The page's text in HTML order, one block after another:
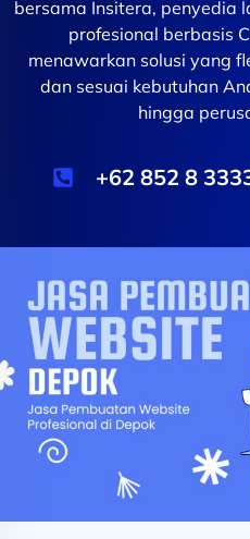
bersama Insitera, penyedia
profesional berbasis
menawarkan solusi yang
dan sesuai kebutuhan
hingga
+62 852 8